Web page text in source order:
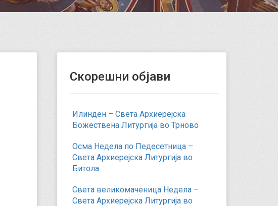
Скорешни објави
Илинден – Света Архиерејска
Божествена Литургија во Трново
Осма Недела по Педесетница –
Света Архиерејска Литургија во
Битола
Света великомаченица Недела –
Света Архиерејска Литургија во